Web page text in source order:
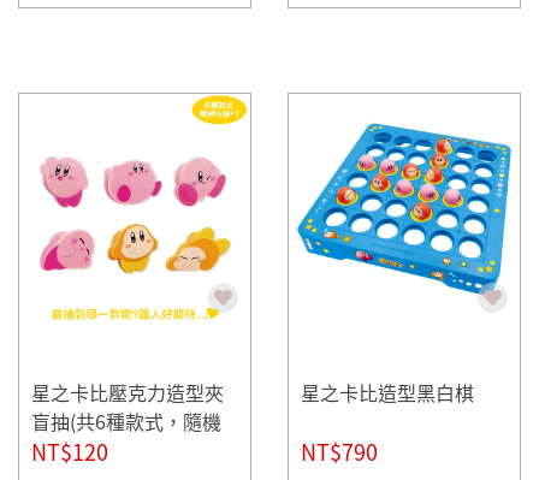
星之卡比壓克力造型夾
盲抽(共6種款式，隨機
出貨*1)
NT$120
星之卡比造型黑白棋
NT$790